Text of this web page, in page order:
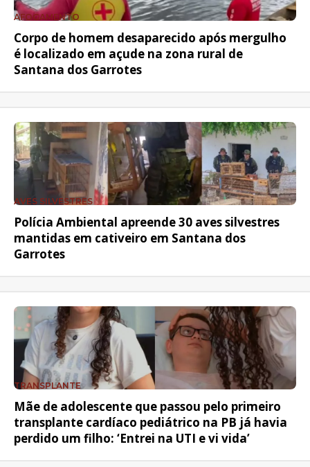
AFOGAMENTO
Corpo de homem desaparecido após mergulho
é localizado em açude na zona rural de
Santana dos Garrotes
AVES SILVESTRES
Polícia Ambiental apreende 30 aves silvestres
mantidas em cativeiro em Santana dos
Garrotes
TRANSPLANTE
Mãe de adolescente que passou pelo primeiro
transplante cardíaco pediátrico na PB já havia
perdido um filho: ‘Entrei na UTI e vi vida’